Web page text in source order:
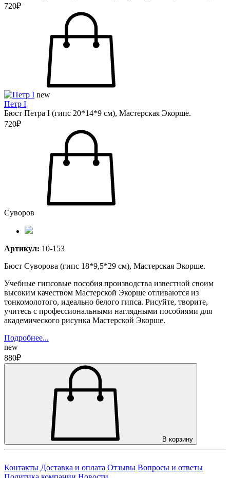
720₽
new
Петр I
Бюст Петра I (гипс 20*14*9 см), Мастерская Экорше.
720₽
Суворов
Артикул: 10-153
Бюст Суворова (гипс 18*9,5*29 см), Мастерская Экорше.
Учебные гипсовые пособия производства известной своим
высоким качеством Мастерской Экорше отливаются из
тонкомолотого, идеально белого гипса. Рисуйте, творите,
учитесь с профессиональными наглядными пособиями для
академического рисунка Мастерской Экорше.
Подробнее...
new
880₽
В корзину
Контакты Доставка и оплата Отзывы Вопросы и ответы